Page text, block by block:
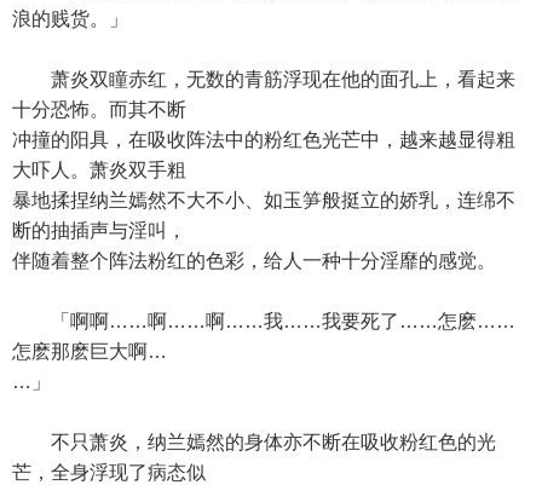
浪的贱货。」
萧炎双瞳赤红，无数的青筋浮现在他的面孔上，看起来
十分恐怖。而其不断
冲撞的阳具，在吸收阵法中的粉红色光芒中，越来越显得粗
大吓人。萧炎双手粗
暴地揉捏纳兰嫣然不大不小、如玉笋般挺立的娇乳，连绵不
断的抽插声与淫叫，
伴随着整个阵法粉红的色彩，给人一种十分淫靡的感觉。
「啊啊……啊……啊……我……我要死了……怎麽……
怎麽那麽巨大啊…
…」
不只萧炎，纳兰嫣然的身体亦不断在吸收粉红色的光
芒，全身浮现了病态似